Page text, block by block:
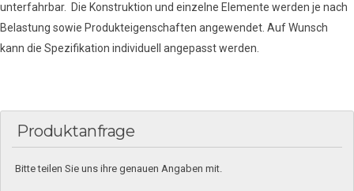
unterfahrbar. Die Konstruktion und einzelne Elemente werden je nach
Belastung sowie Produkteigenschaften angewendet. Auf Wunsch
kann die Spezifikation individuell angepasst werden.
Produktanfrage
Bitte teilen Sie uns ihre genauen Angaben mit.